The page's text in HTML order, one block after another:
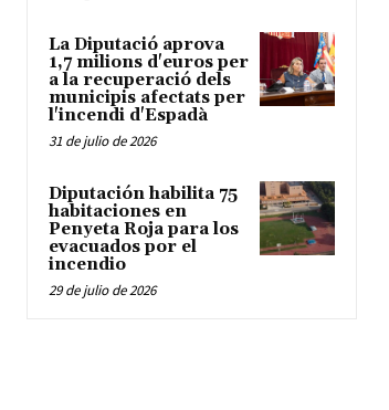
La Diputació aprova
1,7 milions d'euros per
a la recuperació dels
municipis afectats per
l'incendi d'Espadà
31 de julio de 2026
Diputación habilita 75
habitaciones en
Penyeta Roja para los
evacuados por el
incendio
29 de julio de 2026